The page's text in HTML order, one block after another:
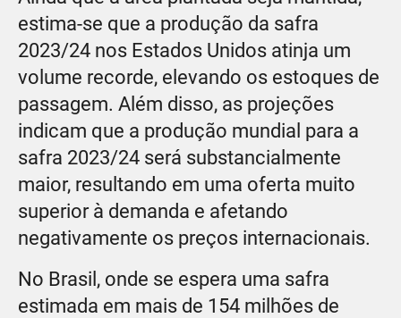
estima-se que a produção da safra
2023/24 nos Estados Unidos atinja um
volume recorde, elevando os estoques de
passagem. Além disso, as projeções
indicam que a produção mundial para a
safra 2023/24 será substancialmente
maior, resultando em uma oferta muito
superior à demanda e afetando
negativamente os preços internacionais.
No Brasil, onde se espera uma safra
estimada em mais de 154 milhões de